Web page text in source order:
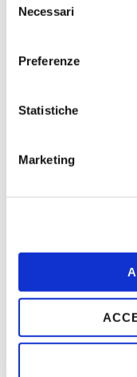
delNecessari
Preferenze
Statistiche
Marketing
SCOPRI